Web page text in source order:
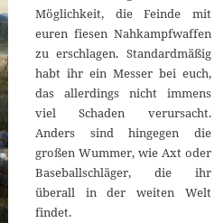
Möglichkeit, die Feinde mit
euren fiesen Nahkampfwaffen
zu erschlagen. Standardmäßig
habt ihr ein Messer bei euch,
das allerdings nicht immens
viel Schaden verursacht.
Anders sind hingegen die
großen Wummer, wie Axt oder
Baseballschläger, die ihr
überall in der weiten Welt
findet.